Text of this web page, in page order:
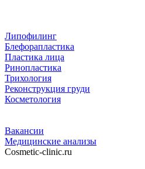
Липофилинг
Блефорапластика
Пластика лица
Ринопластика
Трихология
Реконструкция груди
Косметология
Вакансии
Медицинские анализы
Cosmetic-clinic.ru